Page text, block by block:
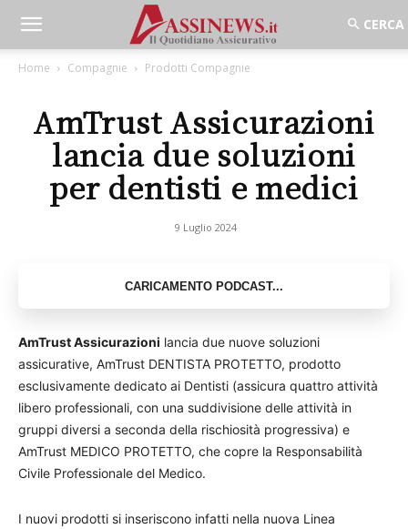
Home Compagnie Prodotti Compagnie
AmTrust Assicurazioni
lancia due soluzioni
per dentisti e medici
9 Luglio 2024
AmTrust Assicurazioni lancia due nuove soluzioni
assicurative, AmTrust DENTISTA PROTETTO, prodotto
esclusivamente dedicato ai Dentisti (assicura quattro attività
libero professionali, con una suddivisione delle attività in
gruppi diversi a seconda della rischiosità progressiva) e
AmTrust MEDICO PROTETTO, che copre la Responsabilità
Civile Professionale del Medico.
I nuovi prodotti si inseriscono infatti nella nuova Linea